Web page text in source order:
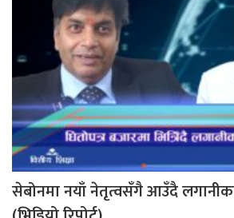
सेबोनमा नयाँ नेतृत्वसँगै आउँदै